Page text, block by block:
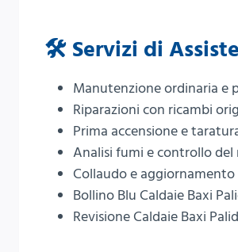
🛠️ Servizi di
Manutenzione ordinaria e
Riparazioni con ricambi
Prima accensione e
Analisi fumi e controllo
Collaudo e
Bollino Blu Caldaie Baxi
Revisione Caldaie Baxi